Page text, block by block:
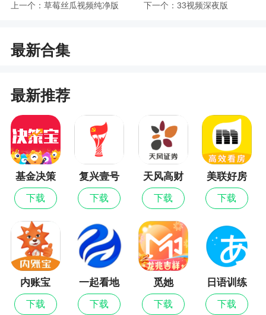
6、帮助用户对于各种后台高占用的软件进行一
小编评价
1、手机管家一键清理软件中功能丰富，还有手
作界面，是您手机装机必备神器。手机管家让您的
安卓手机更快、更安全
2、软件功能众多。软件内具有一键降温、病毒
查杀、垃圾清理等非常实用的功能，能够帮助用户
轻松解决手机卡顿、发热发烫等问题
3、想要清除手机中的垃圾，试试这款手机管家
一键清理最新版，它能够带给大家最干净的手机使
用体验。软件拥有一键清理、手机加速、qq清理、
微信清理、手机优化等等功能，是大家最贴心的手
机助手，轻松解决所有的手机问题，让你使用手机
更快、更安全
上一个： 草莓丝瓜视频纯净版 下一个： 33视频深夜版
最新合集
最新推荐
基金决策
宝
下载
复兴壹号
下载
天风高财
生
下载
美联好房
下载
内账宝
下载
一起看地
图
下载
觅她
下载
日语训练
营
下载